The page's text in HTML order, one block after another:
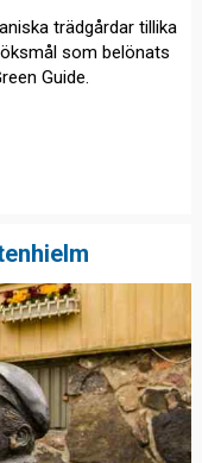
trädgårdar tillika
som belönats
Guide.